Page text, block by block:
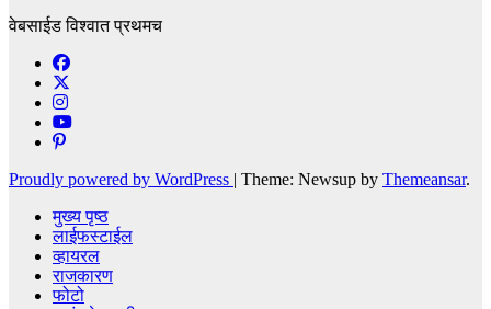
वेबसाईड विश्वात प्रथमच
Proudly powered by WordPress | Theme: Newsup by Themeansar.
मुख्य पृष्ठ
लाईफस्टाईल
व्हायरल
राजकारण
फोटो